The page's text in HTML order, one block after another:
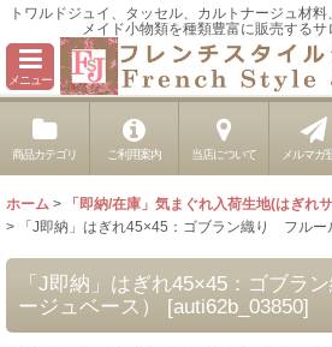
トワルドジュイ、タッセル、カルトナージュ材
メイド小物類を種類豊富に販売する
メニュー
商品カテゴリ ご利用案内 当店について メルマガ
ホーム > 「即納/在庫」気まぐれ入荷生地(はぎれ
>
「J即納」はぎれ45×45：ゴブラン織り フルー
「J即納」はぎれ45×45：ゴブラ
ージュベース）
[auti62b_03850]